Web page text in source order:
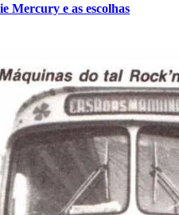
Mercury e as escolhas